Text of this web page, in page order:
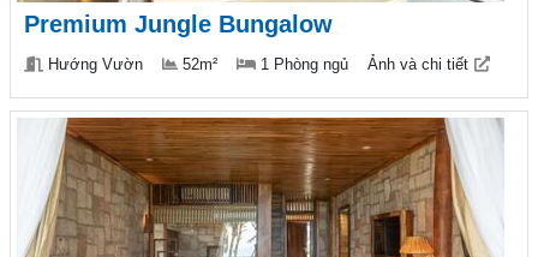
Premium Jungle Bungalow
Hướng Vườn 52m² 1 Phòng ngủ Ảnh và chi tiết